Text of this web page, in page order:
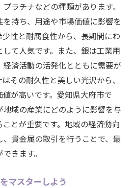
ラチナなどの種類があります。
持ち、用途や市場価値に影響を
性と耐腐食性から、長期間にわ
て人気です。また、銀は工業用
済活動の活発化とともに需要が
その耐久性と美しい光沢から、
が高いです。愛知県大府市で
域の産業にどのように影響を与
とが重要です。地域の経済動向
貴金属の取引を行うことで、最
きます。
マスターしよう